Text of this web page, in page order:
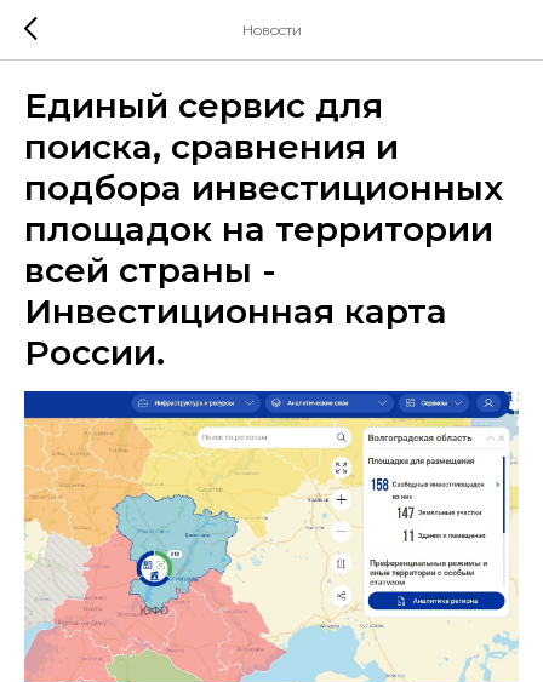
Новости
Единый сервис для
поиска, сравнения и
подбора инвестиционных
площадок на территории
всей страны -
Инвестиционная карта
России.